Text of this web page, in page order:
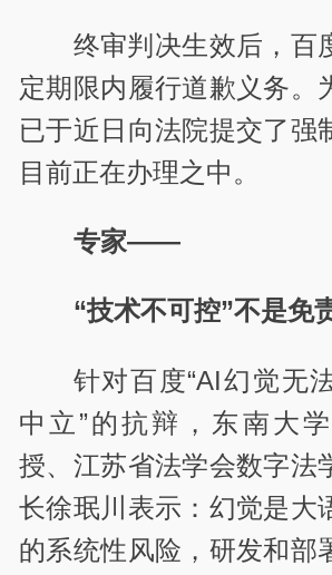
终审判决生效后，百
定期限内履行道歉义务。
已于近日向法院提交了强
目前正在办理之中。
专家——
“技术不可控”不是免
针对百度“AI幻觉无
中立”的抗辩，东南大
授、江苏省法学会数字法
长徐珉川表示：幻觉是大
的系统性风险，研发和部